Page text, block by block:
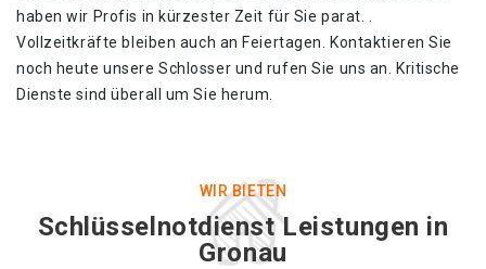
haben wir Profis in kürzester Zeit für Sie parat. .
Vollzeitkräfte bleiben auch an Feiertagen. Kontaktieren Sie
noch heute unsere Schlosser und rufen Sie uns an. Kritische
Dienste sind überall um Sie herum.
WIR BIETEN
Schlüsselnotdienst Leistungen in
Gronau